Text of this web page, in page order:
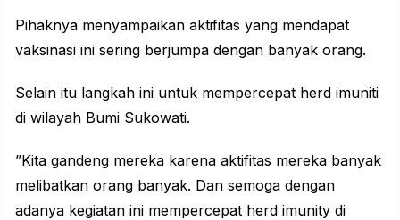
Pihaknya menyampaikan aktifitas yang mendapat
vaksinasi ini sering berjumpa dengan banyak orang.
Selain itu langkah ini untuk mempercepat herd imuniti
di wilayah Bumi Sukowati.
”Kita gandeng mereka karena aktifitas mereka banyak
melibatkan orang banyak. Dan semoga dengan
adanya kegiatan ini mempercepat herd imunity di